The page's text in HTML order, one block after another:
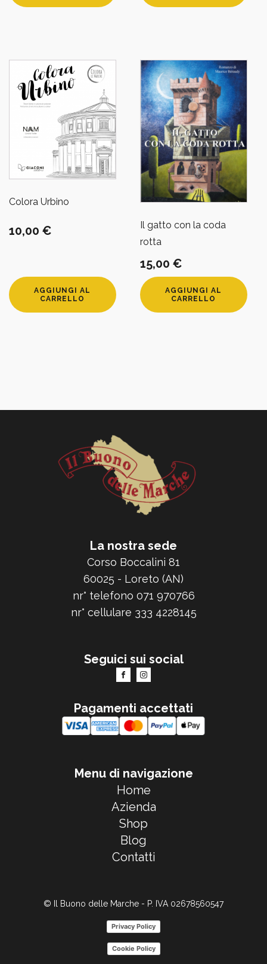
Colora Urbino
10,00 €
AGGIUNGI AL
CARRELLO
Il gatto con la coda
rotta
15,00 €
AGGIUNGI AL
CARRELLO
La nostra sede
Corso Boccalini 81
60025 - Loreto (AN)
nr° telefono 071 970766
nr° cellulare 333 4228145
Seguici sui social
Pagamenti accettati
Menu di navigazione
Home
Azienda
Shop
Blog
Contatti
© Il Buono delle Marche - P. IVA 02678560547
Privacy Policy
Cookie Policy